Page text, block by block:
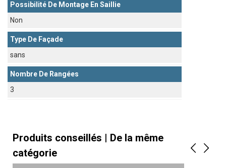
Possibilité De Montage En Saillie
Non
Type De Façade
sans
Nombre De Rangées
3
Produits conseillés | De la même
catégorie